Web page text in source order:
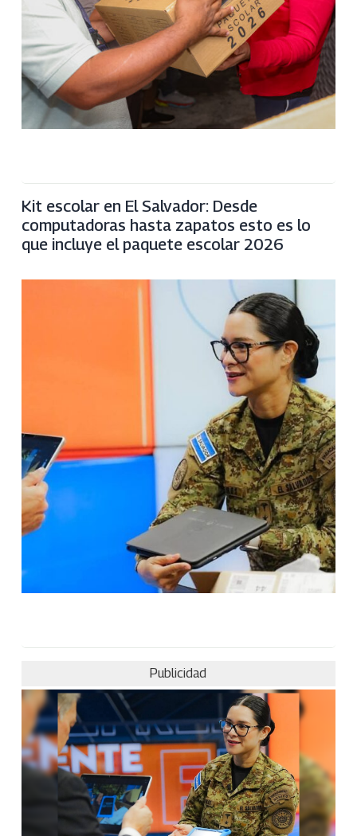
Kit escolar en El Salvador: Desde
computadoras hasta zapatos esto es lo
que incluye el paquete escolar 2026
Publicidad